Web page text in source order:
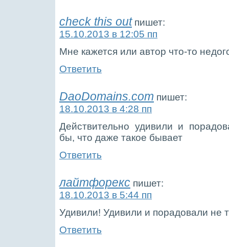
check this out пишет:
15.10.2013 в 12:05 пп
Мне кажется или автор что-то
Ответить
DaoDomains.com пишет:
18.10.2013 в 4:28 пп
Действительно удивили и
бы, что даже такое бывает
Ответить
лайтфорекс пишет:
18.10.2013 в 5:44 пп
Удивили! Удивили и порадовали не
Ответить